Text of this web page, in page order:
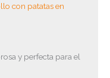
con patatas en
y perfecta para el